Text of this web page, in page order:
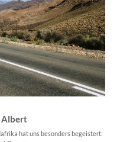
Albert
hat uns besonders begeistert: